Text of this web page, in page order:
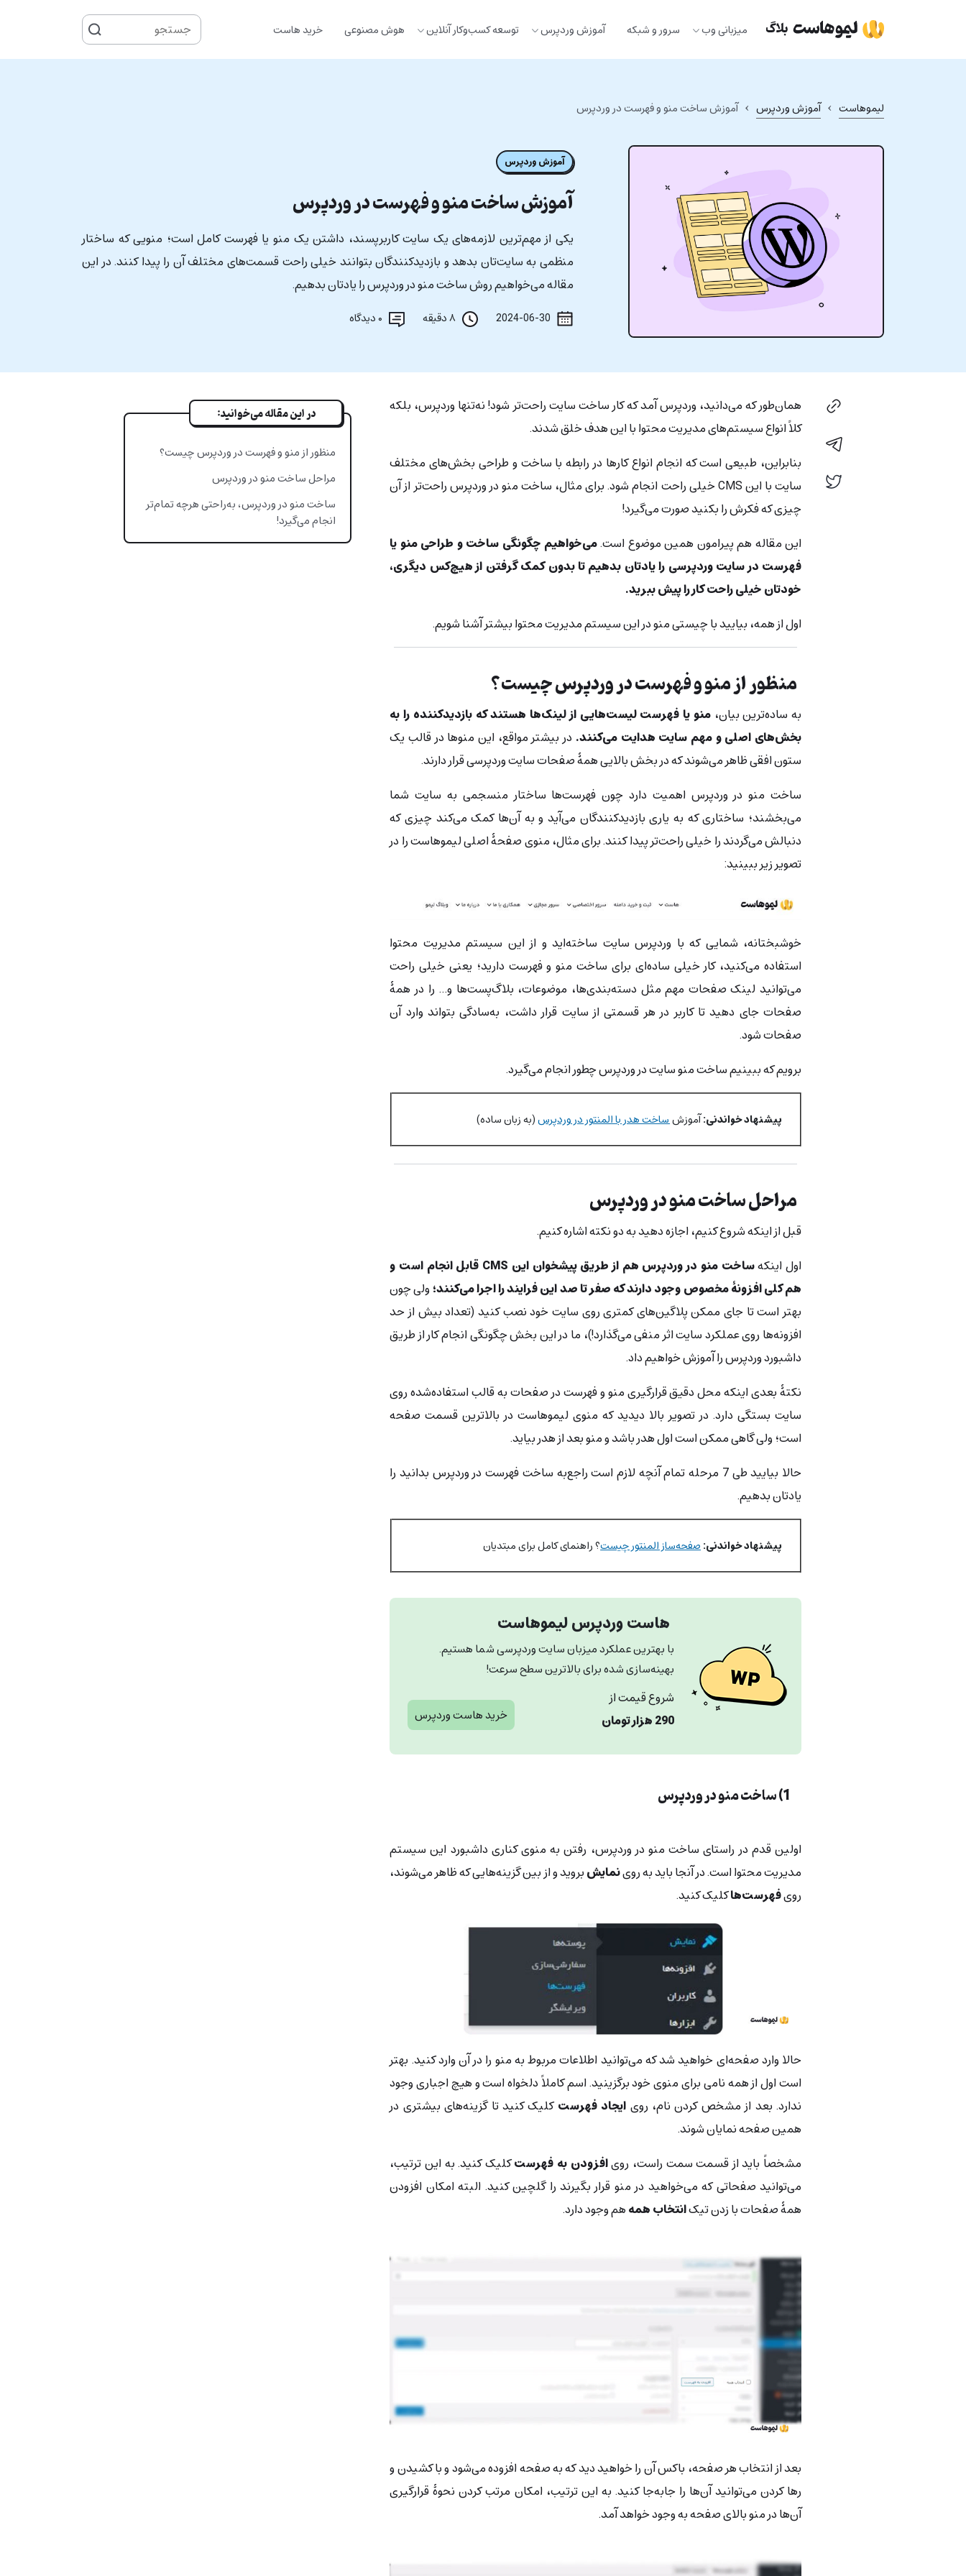
میزبانی وب سرور و شبکه آموزش وردپرس توسعه کسب‌وکار آنلاین هوش مصنوعی خرید هاست
جستجو
برای
لیموهاست › آموزش وردپرس › آموزش ساخت منو و فهرست در وردپرس
آموزش وردپرس
آموزش ساخت منو و فهرست در وردپرس
یکی از مهم‌ترین لازمه‌های یک سایت کاربرپسند، داشتن یک منو یا فهرست کامل است؛ منویی که ساختار
منظمی به سایت‌تان بدهد و بازدیدکنندگان بتوانند خیلی راحت قسمت‌های مختلف آن را پیدا کنند. در این
مقاله می‌خواهیم روش ساخت منو در وردپرس را یادتان بدهیم.
دیدگاه
همان‌طور که می‌دانید، وردپرس آمد که کار ساخت سایت راحت‌تر شود! نه‌تنها وردپرس، بلکه
کلاً انواع سیستم‌های مدیریت محتوا با این هدف خلق شدند.
بنابراین، طبیعی است که انجام انواع کارها در رابطه با ساخت و طراحی بخش‌های مختلف
سایت با این CMS خیلی راحت انجام شود. برای مثال، ساخت منو در وردپرس راحت‌تر از آن
چیزی که فکرش را بکنید صورت می‌گیرد!
این مقاله هم پیرامون همین موضوع است.می‌خواهیم چگونگی ساخت و طراحی منو یا
فهرست در سایت وردپرسی را یادتان بدهیم تا بدون کمک گرفتن از هیچ‌کس دیگری،
خودتان خیلی راحت کار را پیش ببرید.
اول از همه، بیایید با چیستی منو در این سیستم مدیریت محتوا بیشتر آشنا شویم.
منظور از منو و فهرست در وردپرس چیست؟
به ساده‌ترین بیان،منو یا فهرست لیست‌هایی از لینک‌ها هستند که بازدیدکننده را به
بخش‌های اصلی و مهم سایت هدایت می‌کنند. در بیشتر مواقع، این منوها در قالب یک
ستون افقی ظاهر می‌شوند که در بخش بالایی همۀ صفحات سایت وردپرسی قرار دارند.
ساخت منو در وردپرس اهمیت دارد چون فهرست‌ها ساختار منسجمی به سایت شما
می‌بخشند؛ ساختاری که به یاری بازدیدکنندگان می‌آید و به آن‌ها کمک می‌کند چیزی که
دنبالش می‌گردند را خیلی‌ راحت‌تر پیدا کنند. برای مثال، منوی صفحۀ اصلی لیموهاست را در
تصویر زیر ببینید:
خوشبختانه، شمایی که با وردپرس سایت ساخته‌اید و از این سیستم مدیریت محتوا
استفاده می‌کنید، کار خیلی ساده‌ای برای ساخت منو و فهرست دارید؛ یعنی خیلی راحت
می‌توانید لینک صفحات مهم مثل دسته‌بندی‌ها، موضوعات، بلاگ‌پست‌ها و… را در همۀ
صفحات جای دهید تا کاربر در هر قسمتی از سایت قرار داشت، به‌سادگی بتواند وارد آن
صفحات شود.
برویم که ببینیم ساخت منو سایت در وردپرس چطور انجام می‌گیرد.
پیشنهاد خواندنی:آموزشساخت هدر با المنتور در وردپرس(به زبان ساده)
مراحل ساخت منو در وردپرس
قبل از اینکه شروع کنیم، اجازه دهید به دو نکته اشاره کنیم.
اول اینکه
ساخت منو در وردپرس هم از طریق پیشخوان این CMS قابل انجام است و
هم کلی افزونۀ مخصوص وجود دارند که صفر تا صد این فرایند را اجرا می‌کنند؛ ولی چون
بهتر است تا جای ممکن پلاگین‌های کمتری روی سایت خود نصب کنید (تعداد بیش از حد
افزونه‌ها روی عملکرد سایت اثر منفی می‌گذارد!)، ما در این بخش چگونگی انجام کار از طریق
داشبورد وردپرس را آموزش خواهیم داد.
نکتۀ بعدی اینکه محل دقیق قرارگیری منو و فهرست در صفحات به قالب استفاده‌شده روی
سایت بستگی دارد. در تصویر بالا دیدید که منوی لیموهاست در بالاترین قسمت صفحه
است؛ ولی گاهی ممکن است اول هدر باشد و منو بعد از هدر بیاید.
حالا بیایید طی 7 مرحله تمام آنچه لازم است راجع‌به ساخت فهرست در وردپرس بدانید را
یادتان بدهیم.
پیشنهاد خواندنی:صفحه‌ساز المنتور چیست؟ راهنمای کامل برای مبتدیان
هاست وردپرس لیموهاست
با بهترین عملکرد میزبان سایت وردپرسی شما هستیم.
بهینه‌سازی شده برای بالاترین سطح سرعت!
شروع قیمت از
290 هزار تومان
خرید هاست وردپرس
1) ساخت منو در وردپرس
اولین قدم در راستای ساخت منو در وردپرس، رفتن به منوی کناری داشبورد این سیستم
مدیریت محتوا است. در آنجا باید به روینمایشبروید و از بین گزینه‌هایی که ظاهر می‌شوند،
رویفهرست‌هاکلیک کنید.
حالا وارد صفحه‌ای خواهید شد که می‌توانید اطلاعات مربوط به منو را در آن وارد کنید. بهتر
است اول از همه نامی برای منوی خود برگزینید. اسم کاملاً دلخواه است و هیچ اجباری وجود
ندارد. بعد از مشخص کردن نام، روی ایجاد فهرستکلیک کنید تا گزینه‌های بیشتری در
همین صفحه نمایان شوند.
مشخصاً باید از قسمت سمت راست، رویافزودن به فهرستکلیک کنید. به این ترتیب،
می‌توانید صفحاتی که می‌خواهید در منو قرار بگیرند را گلچین کنید. البته امکان افزودن
همۀ صفحات با زدن تیکانتخاب همههم وجود دارد.
بعد از انتخاب هر صفحه، باکس آن را خواهید دید که به صفحه افزوده می‌شود و با کشیدن و
رها کردن می‌توانید آن‌ها را جابه‌جا کنید. به این ترتیب، امکان مرتب کردن نحوۀ قرارگیری
آن‌ها در منو بالای صفحه به وجود خواهد آمد.
در این مقاله می‌خوانید:
منظور از منو و فهرست در وردپرس چیست؟
مراحل ساخت منو در وردپرس
ساخت منو در وردپرس، به‌راحتی هرچه تمام‌تر
انجام می‌گیرد!